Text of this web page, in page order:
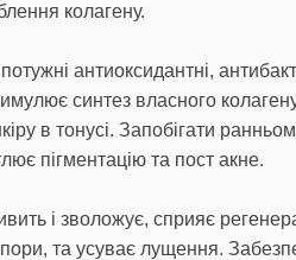
колагену.
антиоксидантні,
синтез власного
в тонусі. Запобігати
пігментацію та пост акне.
і зволожує, сприяє
та усуває лущення.